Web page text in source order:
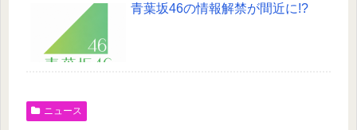
青葉坂46の情報解禁が間近に!?
ニュース